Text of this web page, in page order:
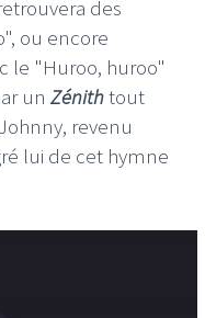
des
ou encore
le "Huroo, huroo"
un Zénithtout
revenu
lui de cet hymne